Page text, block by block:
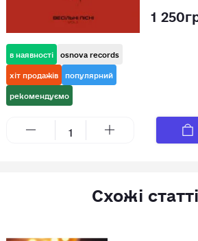
в наявності osnova records
хіт продажів популярний
рекомендуємо
1
Схожі статті